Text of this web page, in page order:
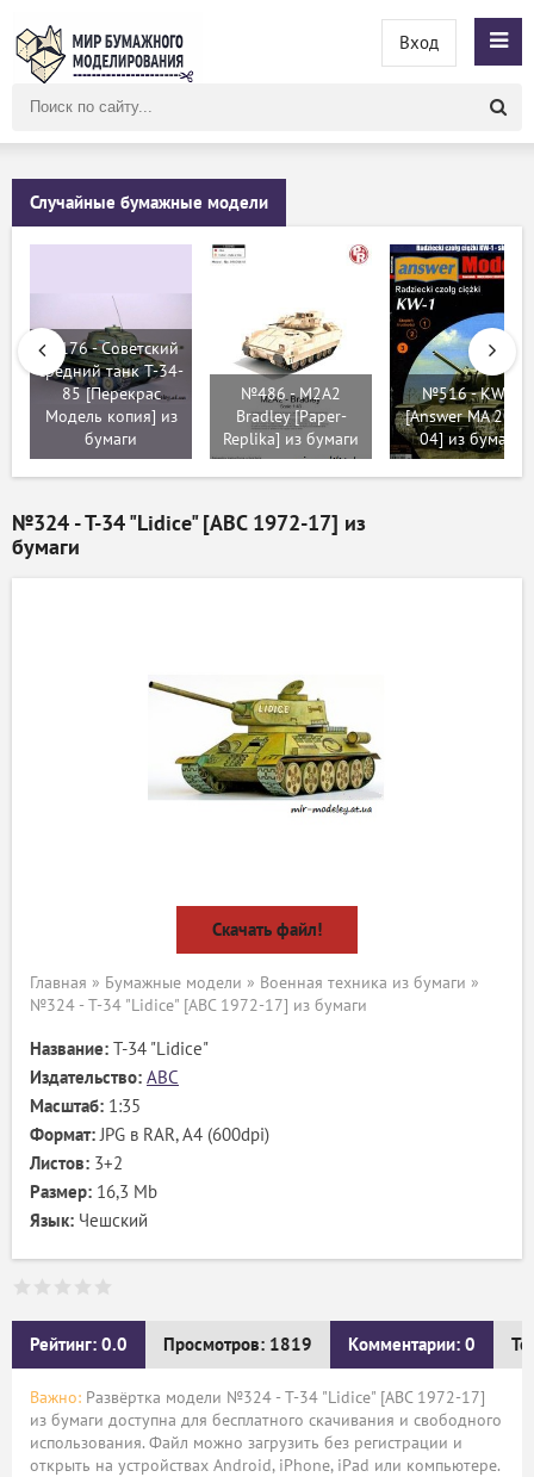
сайту
Вход
Случайные бумажные модели
№176 - Советский
средний танк T-34-
85 [Перекрас
Модель копия] из
бумаги
№486 - M2A2
Bradley [Paper-
Replika] из бумаги
№516 - KW-1
[Answer MA
04] из бумаги
№324 - T-34 "Lidice" [ABC 1972-17] из
бумаги
Скачать файл!
Главная » Бумажные модели » Военная техника из бумаги »
№324 - T-34 "Lidice" [ABC 1972-17] из бумаги
Название: T-34 "Lidice"
Издательство: ABC
Масштаб: 1:35
Формат:JPG в RAR, А4 (600dpi)
Листов: 3+2
Размер: 16,3 Mb
Язык: Чешский
Рейтинг: 0.0 Просмотров: 1819 Комментарии: 0
Важно: Развёртка модели №324 - T-34 "Lidice" [ABC 1972-17]
из бумаги доступна для бесплатного скачивания и свободного
использования. Файл можно загрузить без регистрации и
открыть на устройствах Android, iPhone, iPad или компьютере.